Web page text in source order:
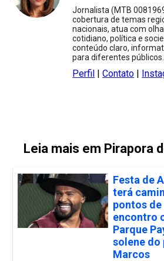
Jornalista (MTB
cobertura de temas
nacionais, atua com
cotidiano, política e
conteúdo claro,
para diferentes públicos.
Perfil |Contato |
Leia mais em Pirapora
Festa de
terá
pontos
encontro
Parque
solene do
Marcos